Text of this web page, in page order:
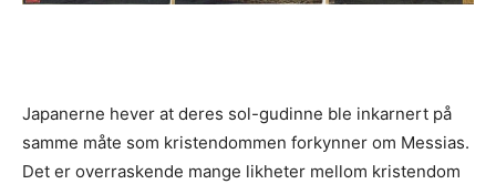
Japanerne hever at deres sol-gudinne ble inkarnert på
samme måte som kristendommen forkynner om Messias.
Det er overraskende mange likheter mellom kristendom